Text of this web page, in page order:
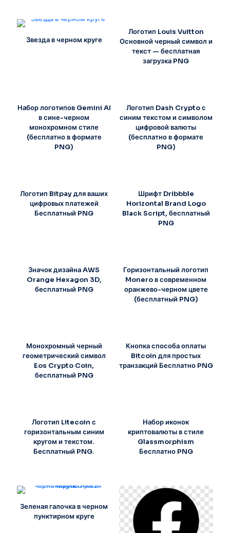
Звезда в черном круге
Логотип Louis Vuitton
Основной черный символ и
текст — бесплатная
загрузка PNG
Набор логотипов Gemini AI
в сине-черном
монохромном стиле
(бесплатно в формате
PNG)
Логотип Dash Crypto с
синим текстом и символом
цифровой валюты
(бесплатно в формате
PNG)
Логотип Bitpay для ваших
цифровых платежей
Бесплатный PNG
Шрифт Dribbble
Horizontal Brand Logo
Black Script, бесплатный
PNG
Значок дизайна AWS
Orange Hexagon 3D,
бесплатный PNG
Горизонтальный логотип
Monero в современном
оранжево-черном цвете
(бесплатный PNG)
Монохромный черный
геометрический символ
Eos Crypto Coin,
бесплатный PNG
Кнопка способа оплаты
Bitcoin для простых
транзакций Бесплатно PNG
Логотип Litecoin с
горизонтальным синим
кругом и текстом.
Бесплатный PNG.
Набор иконок
криптовалюты в стиле
Glassmorphism
Бесплатно PNG
Зеленая галочка в черном
пунктирном круге